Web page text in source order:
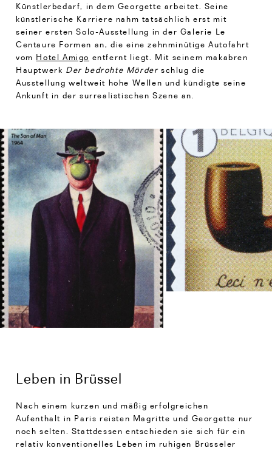
Künstlerbedarf, in dem Georgette arbeitet. Seine
künstlerische Karriere nahm tatsächlich erst mit
seiner ersten Solo-Ausstellung in der Galerie Le
Centaure Formen an, die eine zehnminütige Autofahrt
vom Hotel Amigo entfernt liegt. Mit seinem makabren
Hauptwerk Der bedrohte Mörder schlug die
Ausstellung weltweit hohe Wellen und kündigte seine
Ankunft in der surrealistischen Szene an.
Leben in Brüssel
Nach einem kurzen und mäßig erfolgreichen
Aufenthalt in Paris reisten Magritte und Georgette nur
noch selten. Stattdessen entschieden sie sich für ein
relativ konventionelles Leben im ruhigen Brüsseler